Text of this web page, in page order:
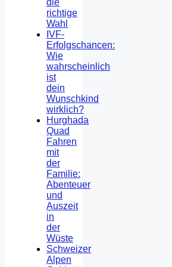
richtige
Wahl
IVF-
Erfolgschancen:
Wie
wahrscheinlich
ist
dein
Wunschkind
wirklich?
Hurghada
Quad
Fahren
mit
der
Familie:
Abenteuer
und
Auszeit
in
der
Wüste
Schweizer
Alpen